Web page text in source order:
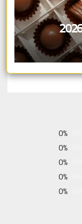
0%
0%
0%
0%
0%